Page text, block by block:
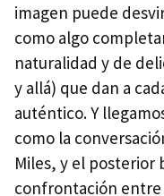
imagen puede
como algo
naturalidad y de
y allá) que dan a
auténtico. Y
como la
Miles, y el posterior
confrontación entre